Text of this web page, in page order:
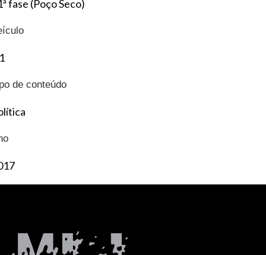
fase (Poço Seco)
de conteúdo